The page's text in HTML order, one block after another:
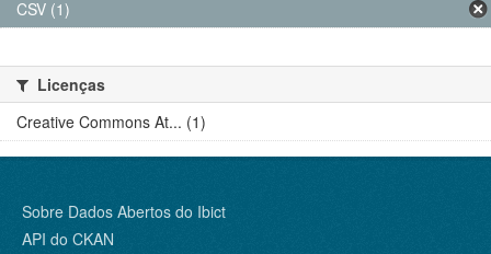
CSV (1)
Licenças
Creative Commons At... (1)
Sobre Dados Abertos do Ibict
API do CKAN